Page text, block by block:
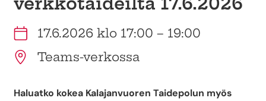
17.6.2026 klo 17:00 – 19:00
Teams-verkossa
Haluatko kokea Kalajanvuoren Taidepolun myös